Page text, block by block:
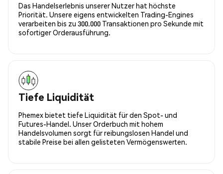
Das Handelserlebnis unserer Nutzer hat höchste
Priorität. Unsere eigens entwickelten Trading-Engines
verarbeiten bis zu 300.000 Transaktionen pro Sekunde mit
sofortiger Orderausführung.
Tiefe Liquidität
Phemex bietet tiefe Liquidität für den Spot- und
Futures-Handel. Unser Orderbuch mit hohem
Handelsvolumen sorgt für reibungslosen Handel und
stabile Preise bei allen gelisteten Vermögenswerten.